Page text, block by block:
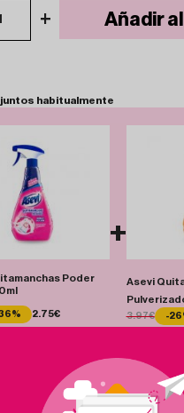
+ Añadir
juntos habitualmente
Poder
2.75€
+
Asevi
3.97€ -
Total 5.70 €